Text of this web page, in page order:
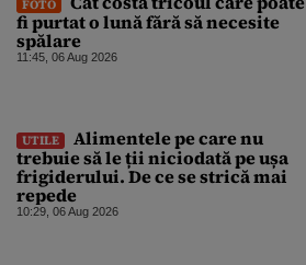
FOTO
fi purtat o lună fără să necesite
spălare
11:45, 06 Aug 2026
UTILE
Alimentele pe care nu
trebuie să le ții niciodată pe ușa
frigiderului. De ce se strică mai
repede
10:29, 06 Aug 2026